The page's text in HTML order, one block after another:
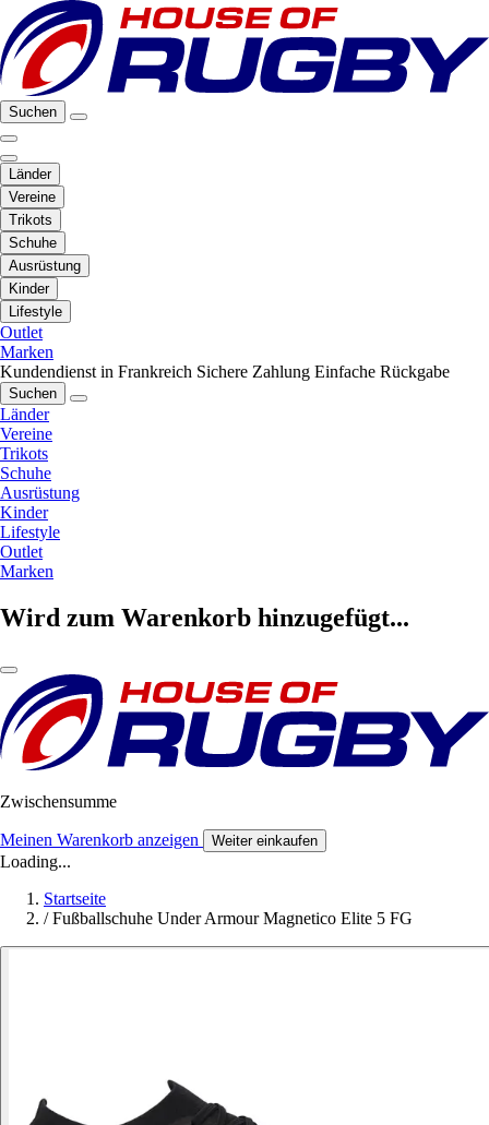
Suchen
Länder
Vereine
Trikots
Schuhe
Ausrüstung
Kinder
Lifestyle
Outlet
Marken
Kundendienst in Frankreich Sichere Zahlung Einfache Rückgabe
Suchen
Länder
Vereine
Trikots
Schuhe
Ausrüstung
Kinder
Lifestyle
Outlet
Marken
Wird zum Warenkorb hinzugefügt...
Zwischensumme
Meinen Warenkorb anzeigen Weiter einkaufen
Loading...
Startseite
/ Fußballschuhe Under Armour Magnetico Elite 5 FG